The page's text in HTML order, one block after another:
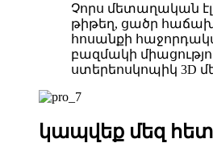
Չորս մետաղական
թիթեղ, ցածր
հոսանքի
բազմակի
ստերեոսկոպիկ 3D
կապվեք մեզ հետ